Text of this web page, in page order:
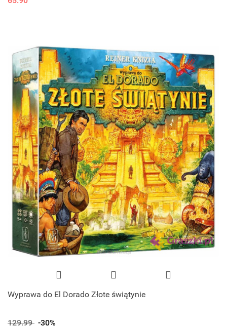
Wyprawa do El Dorado Złote świątynie
129.99 -30%